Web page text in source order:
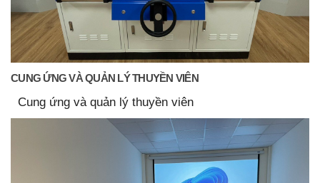
CUNG ỨNG VÀ QUẢN LÝ THUYỀN VIÊN
Cung ứng và quản lý thuyền viên